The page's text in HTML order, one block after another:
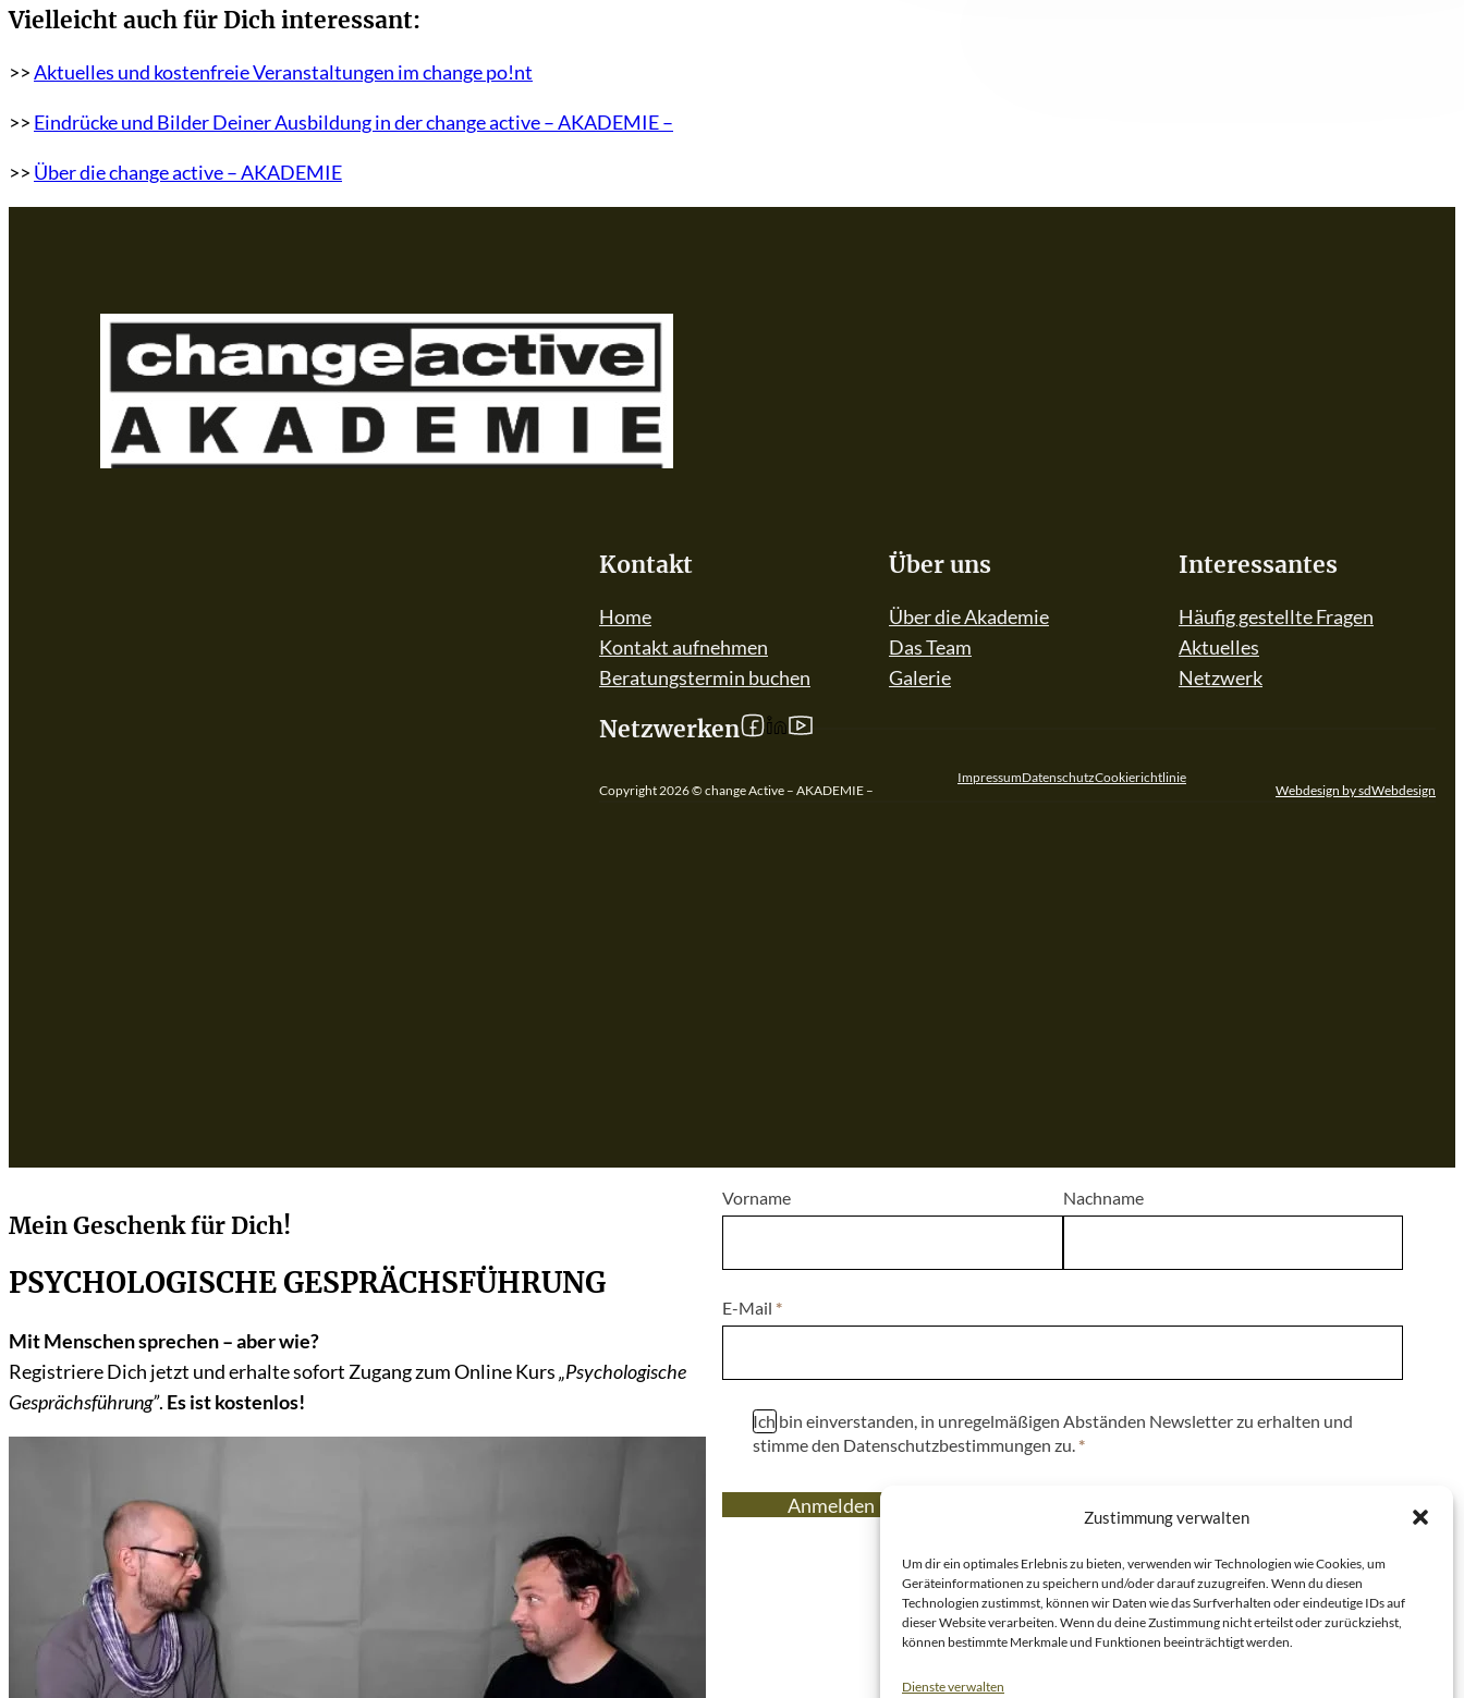
Zustimmung verwalten
Um dir ein optimales Erlebnis zu bieten, verwenden wir Technologien wie Cookies, um
Geräteinformationen zu speichern und/oder darauf zuzugreifen. Wenn du diesen
Technologien zustimmst, können wir Daten wie das Surfverhalten oder eindeutige IDs auf
dieser Website verarbeiten. Wenn du deine Zustimmung nicht erteilst oder zurückziehst,
können bestimmte Merkmale und Funktionen beeinträchtigt werden.
Dienste verwalten
Vielleicht auch für Dich interessant:
>>Aktuelles und kostenfreie Veranstaltungen im change po!nt
>> Eindrücke und Bilder Deiner Ausbildung in der change active – AKADEMIE –
>> Über die change active – AKADEMIE
Kontakt
Home
Kontakt aufnehmen
Beratungstermin buchen
Über uns
Über die Akademie
Das Team
Galerie
Interessantes
Häufig gestellte Fragen
Aktuelles
Netzwerk
Netzwerken Follow us on Facebook
Follow us on linkedIn
Copyright 2026 © change Active – AKADEMIE –
ImpressumDatenschutzCookierichtlinie
Webdesign by sdWebdesign
Mein Geschenk für Dich!
PSYCHOLOGISCHE GESPRÄCHSFÜHRUNG
Mit Menschen sprechen – aber wie?
Registriere Dich jetzt und erhalte sofort Zugang zum Online Kurs„Psychologische
Gesprächsführung”. Es ist kostenlos!
Vorname Nachname
E-Mail *
Ich bin einverstanden, in unregelmäßigen Abständen Newsletter zu erhalten und
stimme den Datenschutzbestimmungen zu.*
Anmelden